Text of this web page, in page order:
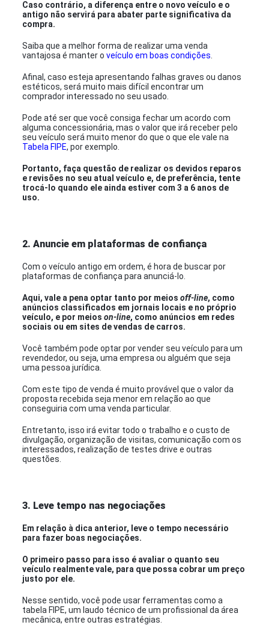
Caso contrário, a diferença entre o novo veículo e o
antigo não servirá para abater parte significativa da
compra.
Saiba que a melhor forma de realizar uma venda
vantajosa é manter oveículo em boas condições
Afinal, caso esteja apresentando falhas graves ou danos
estéticos, será muito mais difícil encontrar um
comprador interessado no seu usado.
Pode até ser que você consiga fechar um acordo com
alguma concessionária, mas o valor que irá receber pelo
seu veículo será muito menor do que o que ele vale na
Tabela FIPE, por exemplo.
Portanto, faça questão de realizar os devidos reparos
e revisões no seu atual veículo e, de preferência, tente
trocá-lo quando ele ainda estiver com 3 a 6 anos de
uso.
2. Anuncie em plataformas de confiança
Com o veículo antigo em ordem, é hora de buscar por
plataformas de confiança para anunciá-lo.
Aqui, vale a pena optar tanto por meiosoff-line, como
anúncios classificados em jornais locais e no próprio
veículo, e por meioson-line, como anúncios em redes
sociais ou em sites de vendas de carros.
Você também pode optar por vender seu veículo para um
revendedor, ou seja, uma empresa ou alguém que seja
uma pessoa jurídica.
Com este tipo de venda é muito provável que o valor da
proposta recebida seja menor em relação ao que
conseguiria com uma venda particular.
Entretanto, isso irá evitar todo o trabalho e o custo de
divulgação, organização de visitas, comunicação com os
interessados, realização de testes drive e outras
questões.
3. Leve tempo nas negociações
Em relação à dica anterior, leve o tempo necessário
para fazer boas negociações.
O primeiro passo para isso é avaliar o quanto seu
veículo realmente vale, para que possa cobrar um preço
justo por ele.
Nesse sentido, você pode usar ferramentas como a
tabela FIPE, um laudo técnico de um profissional da área
mecânica, entre outras estratégias.